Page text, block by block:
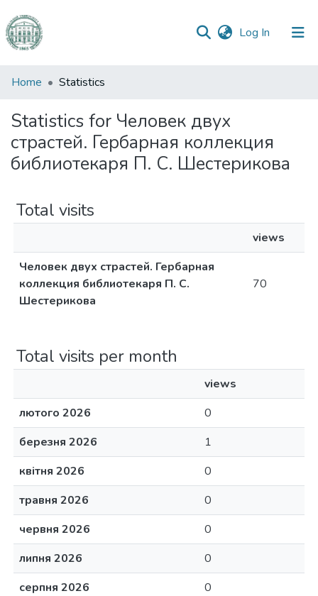
Log In (current)
Communities
Collections
All of DSpace
Home Statistics
Statistics for Человек двух
страстей. Гербарная коллекция
библиотекаря П. С. Шестерикова
Total visits
views
Человек двух страстей. Гербарная
коллекция библиотекаря П. С.
Шестерикова
70
Total visits per month
views
лютого 2026
0
березня 2026
1
квітня 2026
0
травня 2026
0
червня 2026
0
липня 2026
0
серпня 2026
0